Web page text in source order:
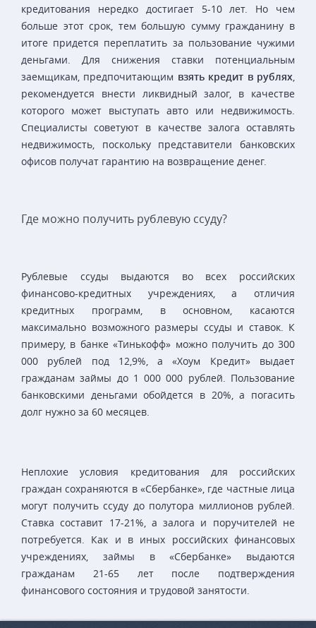
кредитования нередко достигает 5-10 лет. Но чем
больше этот срок, тем большую сумму гражданину в
итоге придется переплатить за пользование чужими
деньгами. Для снижения ставки потенциальным
заемщикам, предпочитающим взять кредит в рублях,
рекомендуется внести ликвидный залог, в качестве
которого может выступать авто или недвижимость.
Специалисты советуют в качестве залога оставлять
недвижимость, поскольку представители банковских
офисов получат гарантию на возвращение денег.
Где можно получить рублевую ссуду?
Рублевые ссуды выдаются во всех российских
финансово-кредитных учреждениях, а отличия
кредитных программ, в основном, касаются
максимально возможного размеры ссуды и ставок. К
примеру, в банке «Тинькофф» можно получить до 300
000 рублей под 12,9%, а «Хоум Кредит» выдает
гражданам займы до 1 000 000 рублей. Пользование
банковскими деньгами обойдется в 20%, а погасить
долг нужно за 60 месяцев.
Неплохие условия кредитования для российских
граждан сохраняются в «Сбербанке», где частные лица
могут получить ссуду до полутора миллионов рублей.
Ставка составит 17-21%, а залога и поручителей не
потребуется. Как и в иных российских финансовых
учреждениях, займы в «Сбербанке» выдаются
гражданам 21-65 лет после подтверждения
финансового состояния и трудовой занятости.